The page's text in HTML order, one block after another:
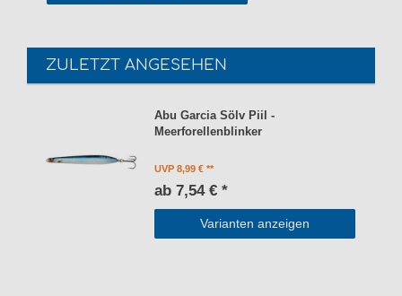
ZULETZT ANGESEHEN
Abu Garcia Sölv Piil -
Meerforellenblinker
UVP 8,99 €
ab 7,54 € *
Varianten anzeigen